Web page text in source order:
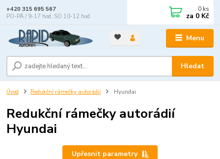
Menu
Hledat
+420 315 695 567
PO-PÁ / 9-17 hod, SO 10-12 hod
0 ks
za 0 Kč
Úvod Redukční rámečky autorádií Hyundai
Redukční rámečky autorádií
Hyundai
Upřesnit parametry